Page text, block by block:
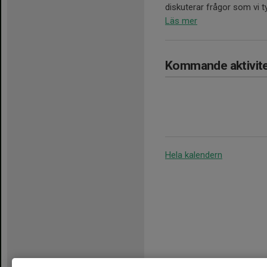
diskuterar frågor som vi
Läs mer
Kommande
Hela kalendern